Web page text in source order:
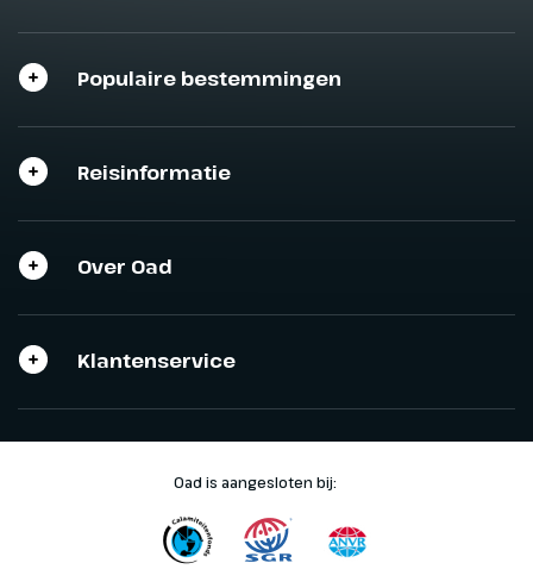
Populaire bestemmingen
Reisinformatie
Over Oad
Klantenservice
Oad is aangesloten bij: